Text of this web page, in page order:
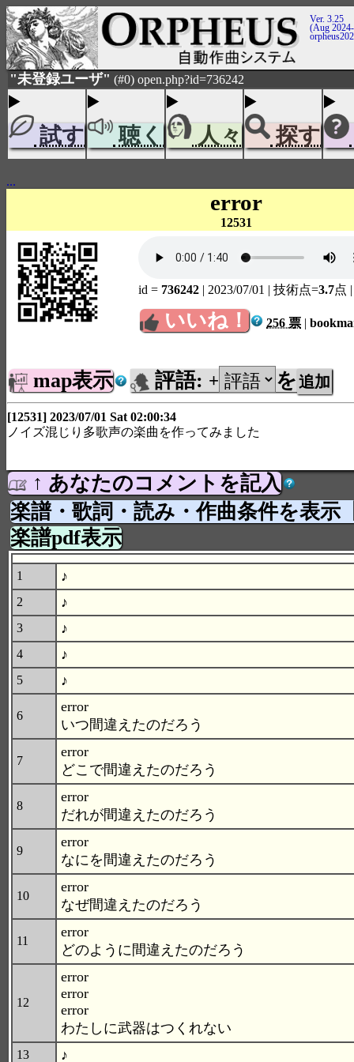
Ver. 3.25
(Aug
"未登録ユーザ" (#0) open.php?id=736242
試す 聴く 人々 探す
...
error
12531
id = 736242 | 2023/07/01 | 技術点=3.7点
いいね！ 256 票 |
map表示 評語: + を
[12531] 2023/07/01 Sat 02:00:34
ノイズ混じり多歌声の楽曲を作ってみました
↑ あなたのコメントを記入
楽譜・歌詞・読み・作曲条件を表示
楽譜pdf表示
1 ♪
2 ♪
3 ♪
4 ♪
5 ♪
6
error
いつ間違えたのだろう
7
error
どこで間違えたのだろう
8
error
だれが間違えたのだろう
9
error
なにを間違えたのだろう
10
error
なぜ間違えたのだろう
11
error
どのように間違えたのだろう
12
error
error
error
わたしに武器はつくれない
13 ♪